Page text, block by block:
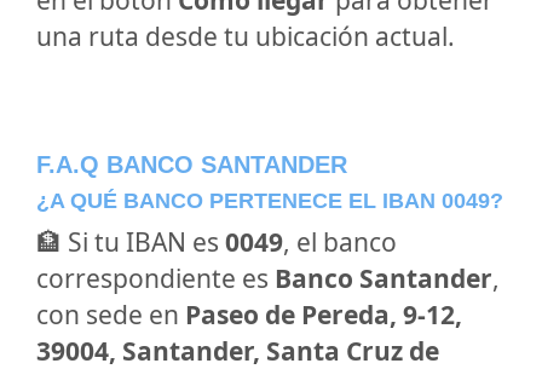
una ruta desde tu ubicación actual.
F.A.Q BANCO SANTANDER
¿A QUÉ BANCO PERTENECE EL IBAN 0049?
🏦 Si tu IBAN es 0049, el banco
correspondiente es Banco Santander,
con sede en Paseo de Pereda, 9-12,
39004, Santander, Santa Cruz de